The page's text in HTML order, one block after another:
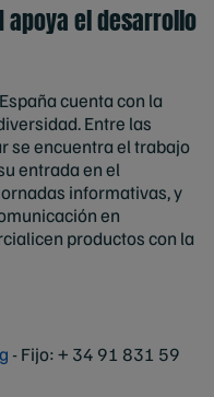
apoya el desarrollo
cuenta con la
Entre las
se encuentra el trabajo
entrada en el
informativas, y
en
productos con la
- Fijo: + 34 91 831 59